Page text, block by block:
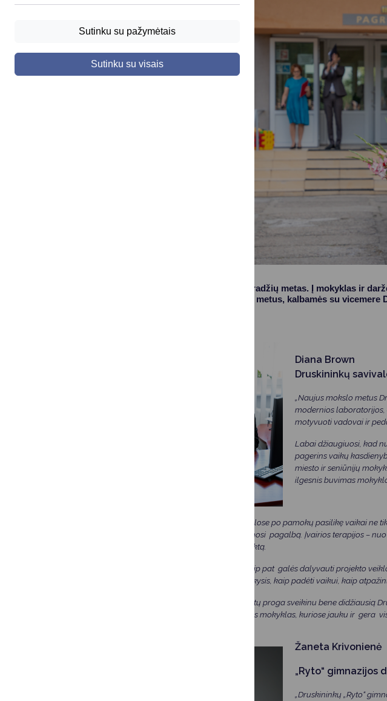
Sutinku su pažymėtais
Sutinku su visais
Pranešėjų
Asmens
Rugsėjis – naujų pradžių metas. Į mokyklas ir
naujuosius mokslo metus, kalbamės su
Diana Brown
Druskininkų
„Naujus mokslo metus
modernios
motyvuoti vadovai ir
Labai džiaugiuosi, kad
pagerins vaikų
miesto ir seniūnijų
ilgesnis buvimas
Tai reiškia, kad mokyklose po pamokų pasilikę vaikai ne
kitą reikalingą mokymosi pagalbą. Įvairios terapijos –
stiprinti emocinį intelektą.
Tėvai bei mokytojai taip pat galės dalyvauti projekto
grupėmis, kuriose mokysis, kaip padėti vaikui, kaip
Artėjančių mokslo metų proga sveikinu bene didžiausią
toliau kartu kurti tokias mokyklas, kuriose jauku ir gera
Žaneta Krivonienė
„Ryto“ gimnazijos
„Druskininkų „Ryto“